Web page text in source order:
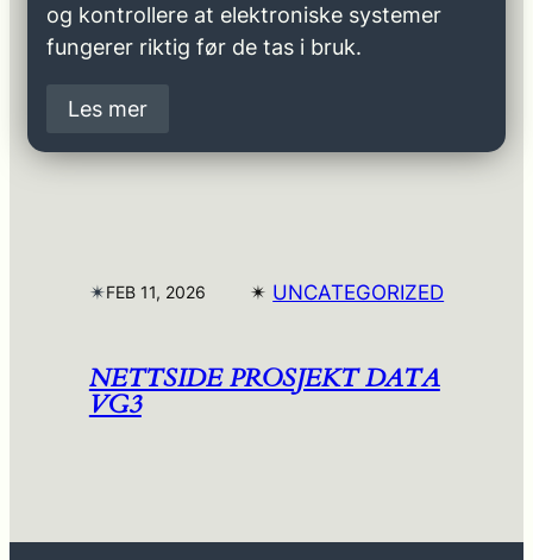
og kontrollere at elektroniske systemer
fungerer riktig før de tas i bruk.
Les mer
✴︎FEB 11, 2026 ✴︎ UNCATEGORIZED
NETTSIDE PROSJEKT DATA
VG3